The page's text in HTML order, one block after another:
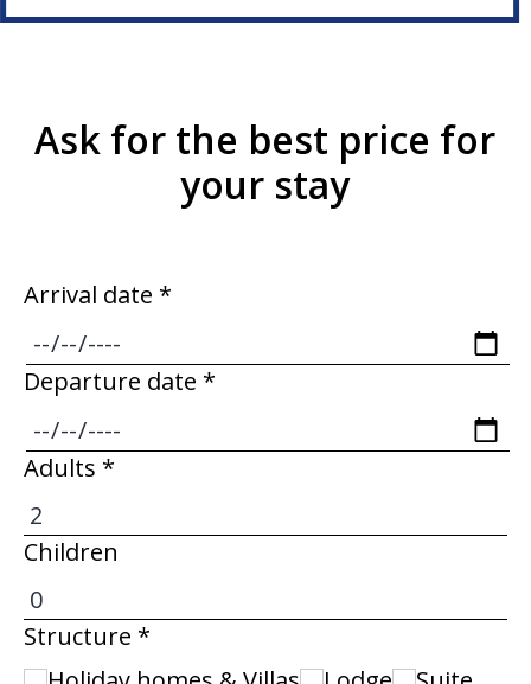
Ask for the best price for
your stay
Arrival date *
Departure date *
Adults *
Children
Structure *